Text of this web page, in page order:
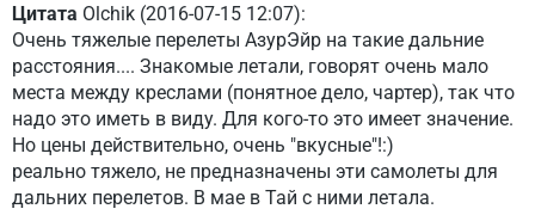
Цитата Olchik (2016-07-15 12:07):
Очень тяжелые перелеты АзурЭйр на такие дальние
расстояния.... Знакомые летали, говорят очень мало
места между креслами (понятное дело, чартер), так что
надо это иметь в виду. Для кого-то это имеет значение.
Но цены действительно, очень "вкусные"!:)
реально тяжело, не предназначены эти самолеты для
дальних перелетов. В мае в Тай с ними летала.